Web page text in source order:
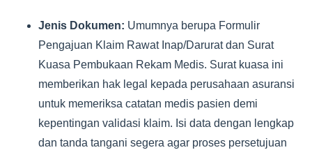
Jenis Dokumen: Umumnya berupa Formulir
Pengajuan Klaim Rawat Inap/Darurat dan Surat
Kuasa Pembukaan Rekam Medis. Surat kuasa ini
memberikan hak legal kepada perusahaan asuransi
untuk memeriksa catatan medis pasien demi
kepentingan validasi klaim. Isi data dengan lengkap
dan tanda tangani segera agar proses persetujuan